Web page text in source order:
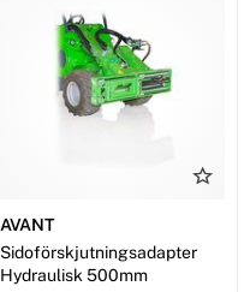
AVANT
Sidoförskjutningsadapter
Hydraulisk 500mm